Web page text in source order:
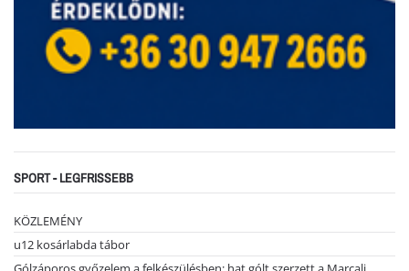
SPORT - LEGFRISSEBB
KÖZLEMÉNY
u12 kosárlabda tábor